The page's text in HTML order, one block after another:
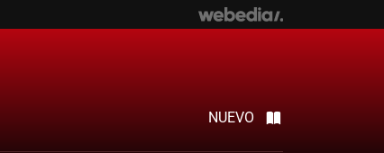
NUEVO